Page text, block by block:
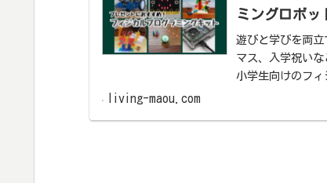
ミングロボッ
遊びと学びを両
マス、入学祝い
小学生向けのフ
living-maou.com